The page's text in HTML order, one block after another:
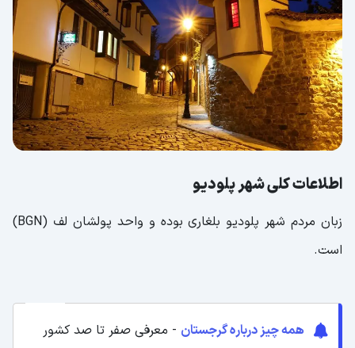
اطلاعات کلی شهر پلودیو
زبان مردم شهر پلودیو بلغاری بوده و واحد پولشان لف (BGN)
است.
همه چیز درباره گرجستان - معرفی صفر تا صد کشور